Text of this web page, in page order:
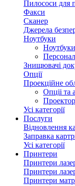
Пилососи для
Факси
Сканер
Джерела
Ноутбуки
Знищювачі
Опції
Проекційне
Опціі та
Усі категорії
Послуги
Відновлення
Заправка
Усі категорії
Принтери
Принтери
Принтери
Принтери